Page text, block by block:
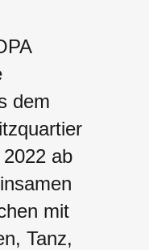
dem
ab
mit
Tanz,